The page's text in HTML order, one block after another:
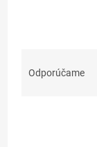
Odporúčame